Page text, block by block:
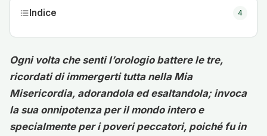
Indice 4
Ogni volta che senti l’orologio battere le tre,
ricordati di immergerti tutta nella Mia
Misericordia, adorandola ed esaltandola; invoca
la sua onnipotenza per il mondo intero e
specialmente per i poveri peccatori, poiché fu in